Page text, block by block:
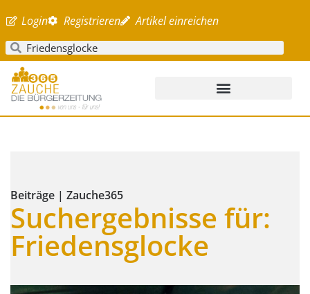
Login Registrieren Artikel einreichen
Beiträge | Zauche365
Suchergebnisse für:
Friedensglocke